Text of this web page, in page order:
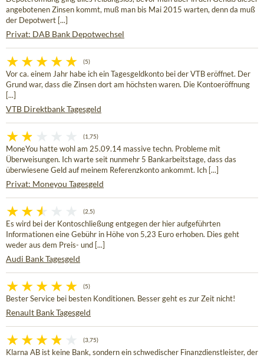
angebotenen Zinsen kommt, muß man bis Mai 2015 warten, denn da muß
der Depotwert [...]
Privat: DAB Bank Depotwechsel
(5)
Vor ca. einem Jahr habe ich ein Tagesgeldkonto bei der VTB eröffnet. Der
Grund war, dass die Zinsen dort am höchsten waren. Die Kontoeröffnung
[...]
VTB Direktbank Tagesgeld
(1,75)
MoneYou hatte wohl am 25.09.14 massive techn. Probleme mit
Überweisungen. Ich warte seit nunmehr 5 Bankarbeitstage, dass das
überwiesene Geld auf meinem Referenzkonto ankommt. Ich [...]
Privat: Moneyou Tagesgeld
(2,5)
Es wird bei der Kontoschließung entgegen der hier aufgeführten
Informationen eine Gebühr in Höhe von 5,23 Euro erhoben. Dies geht
weder aus dem Preis- und [...]
Audi Bank Tagesgeld
(5)
Bester Service bei besten Konditionen. Besser geht es zur Zeit nicht!
Renault Bank Tagesgeld
(3,75)
Klarna AB ist keine Bank, sondern ein schwedischer Finanzdienstleister, der